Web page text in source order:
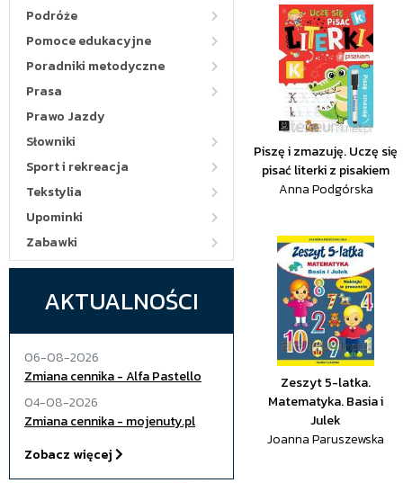
Podróże
Pomoce edukacyjne
Poradniki metodyczne
Prasa
Prawo Jazdy
Słowniki
Sport i rekreacja
Tekstylia
Upominki
Zabawki
AKTUALNOŚCI
06-08-2026
Zmiana cennika - Alfa Pastello
04-08-2026
Zmiana cennika - mojenuty.pl
Zobacz więcej
Piszę i zmazuję. Uczę się
pisać literki z pisakiem
Anna Podgórska
Zeszyt 5-latka.
Matematyka. Basia i
Julek
Joanna Paruszewska